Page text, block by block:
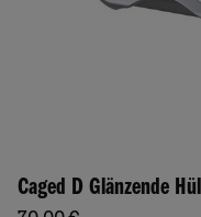
Caged D Glänzende